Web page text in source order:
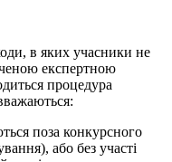
в яких учасники не
експертною
процедура
поза конкурсного
або без участі